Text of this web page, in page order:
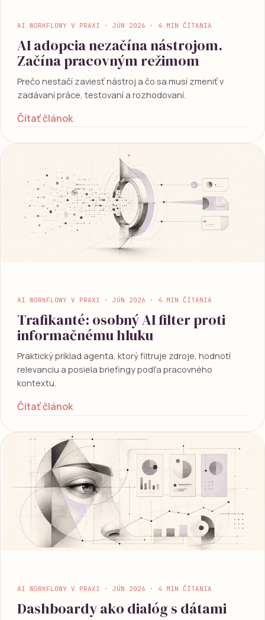
AI WORKFLOWY V PRAXI · JÚN 2026 · 4 MIN ČÍTANIA
AI adopcia nezačína nástrojom.
Začína pracovným režimom
Prečo nestačí zaviesť nástroj a čo sa musí zmeniť v
zadávaní práce, testovaní a rozhodovaní.
Čítať článok
AI WORKFLOWY V PRAXI · JÚN 2026 · 4 MIN ČÍTANIA
Trafikanté: osobný AI filter proti
informačnému hluku
Praktický príklad agenta, ktorý filtruje zdroje, hodnotí
relevanciu a posiela briefingy podľa pracovného
kontextu.
Čítať článok
AI WORKFLOWY V PRAXI · JÚN 2026 · 4 MIN ČÍTANIA
Dashboardy ako dialóg s dátami